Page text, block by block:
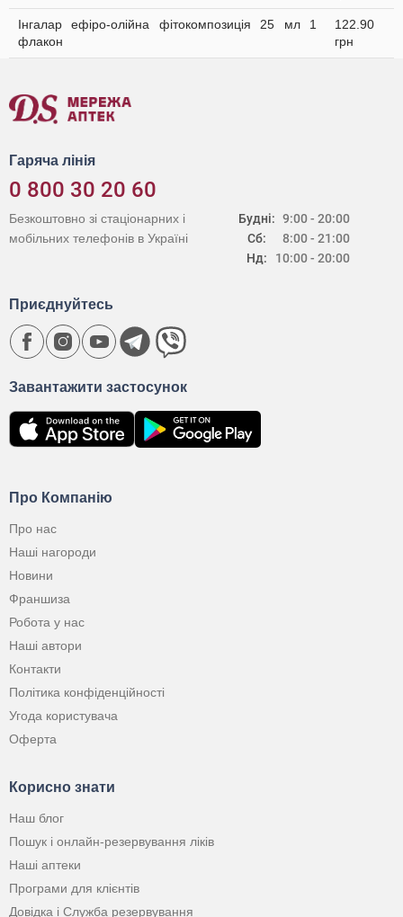
Інгалар ефіро-олійна фітокомпозиція 25 мл 1
флакон
122.90
грн
Гаряча лінія
0 800 30 20 60
Будні:
Сб:
Нд:
9:00 - 20:00
8:00 - 21:00
10:00 - 20:00
Безкоштовно зі стаціонарних і
мобільних телефонів в Україні
Про Компанію
Про нас
Наші нагороди
Новини
Франшиза
Робота у нас
Наші автори
Контакти
Політика конфіденційності
Угода користувача
Оферта
Корисно знати
Наш блог
Пошук і онлайн-резервування ліків
Наші аптеки
Програми для клієнтів
Довідка і Служба резервування
Завантажити застосунок
Приєднуйтесь